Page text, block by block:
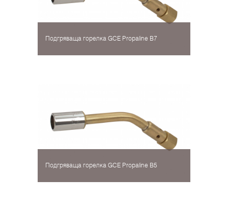
Подгряваща горелка GCE Propaline В7
Подгряваща горелка GCE Propaline В5